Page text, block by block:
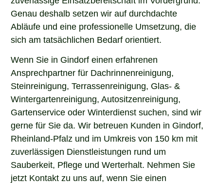
Genau deshalb setzen wir auf durchdachte
Abläufe und eine professionelle Umsetzung, die
sich am tatsächlichen Bedarf orientiert.
Wenn Sie in Gindorf einen erfahrenen
Ansprechpartner für Dachrinnenreinigung,
Steinreinigung, Terrassenreinigung, Glas- &
Wintergartenreinigung, Autositzenreinigung,
Gartenservice oder Winterdienst suchen, sind wir
gerne für Sie da. Wir betreuen Kunden in Gindorf,
Rheinland-Pfalz und im Umkreis von 150 km mit
zuverlässigen Dienstleistungen rund um
Sauberkeit, Pflege und Werterhalt. Nehmen Sie
jetzt Kontakt zu uns auf, wenn Sie einen